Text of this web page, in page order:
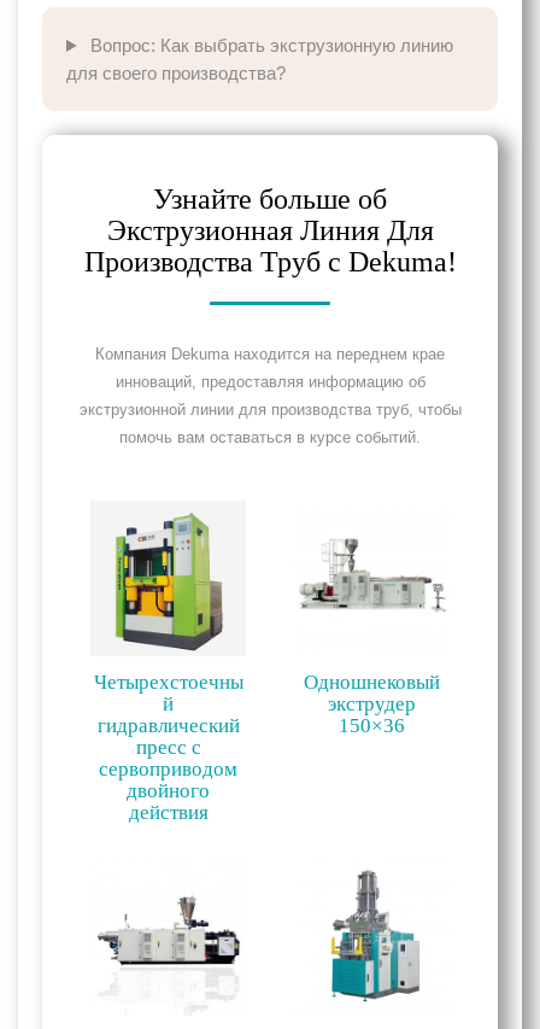
Вопрос: Как выбрать экструзионную линию
для своего производства?
Узнайте больше об
Экструзионная Линия Для
Производства Труб с Dekuma!
Компания Dekuma находится на переднем крае
инноваций, предоставляя информацию об
экструзионной линии для производства труб, чтобы
помочь вам оставаться в курсе событий.
Четырехстоечны
й
гидравлический
пресс с
сервоприводом
двойного
действия
Одношнековый
экструдер
150×36